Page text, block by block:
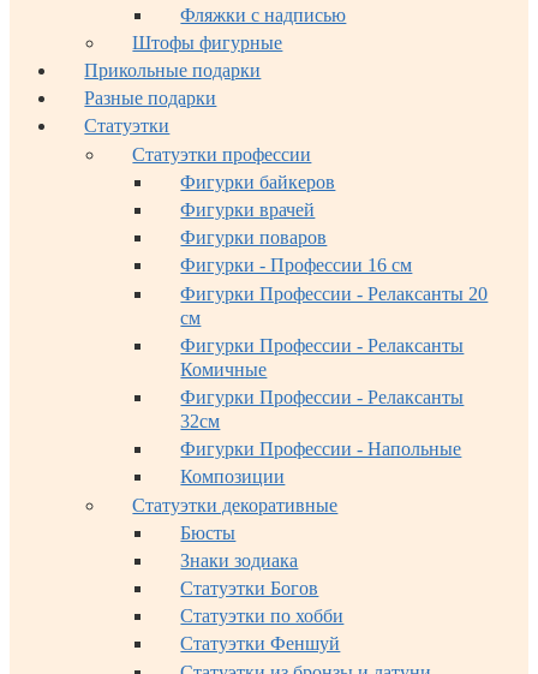
Фляжки с надписью
Штофы фигурные
Прикольные подарки
Разные подарки
Статуэтки
Статуэтки профессии
Фигурки байкеров
Фигурки врачей
Фигурки поваров
Фигурки - Профессии 16 см
Фигурки Профессии - Релаксанты 20
см
Фигурки Профессии - Релаксанты
Комичные
Фигурки Профессии - Релаксанты
32см
Фигурки Профессии - Напольные
Композиции
Статуэтки декоративные
Бюсты
Знаки зодиака
Статуэтки Богов
Статуэтки по хобби
Статуэтки Феншуй